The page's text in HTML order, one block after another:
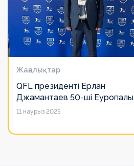
Жаңалықтар
QFL президенті Ерлан
Джамантаев 50-ші Еуропалық
лигалар Бас ассамблеясына
11 наурыз 2025